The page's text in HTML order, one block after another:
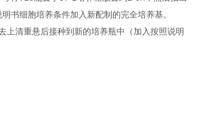
书细胞培养条件加入新配制的完全培养基。
清重悬后接种到新的培养瓶中（加入按照说明